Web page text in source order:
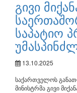
გივი
საპატიო
13.10.2025
საქართველოს
მინისტრმა გივი